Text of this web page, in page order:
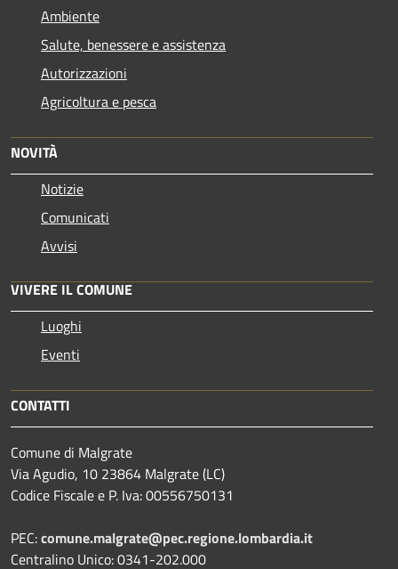
Ambiente
Salute, benessere e assistenza
Autorizzazioni
Agricoltura e pesca
NOVITÀ
Notizie
Comunicati
Avvisi
VIVERE IL COMUNE
Luoghi
Eventi
CONTATTI
Comune di Malgrate
Via Agudio, 10 23864 Malgrate (LC)
Codice Fiscale e P. Iva: 00556750131
PEC:comune.malgrate@pec.regione.lombardia.it
Centralino Unico: 0341-202.000